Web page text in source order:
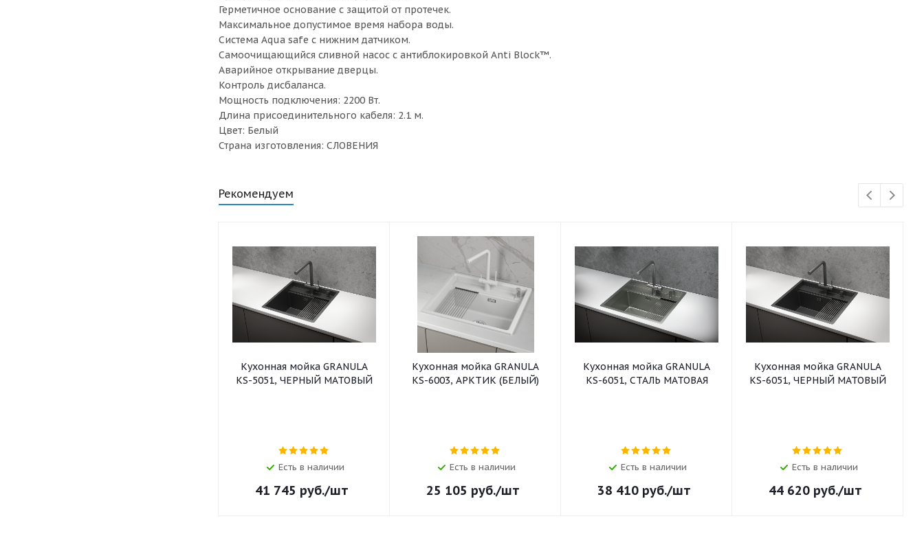
Герметичное основание с защитой от протечек.
Максимальное допустимое время набора воды.
Система Aqua safe с нижним датчиком.
Самоочищающийся сливной насос с антиблокировкой Anti Block™.
Аварийное открывание дверцы.
Контроль дисбаланса.
Мощность подключения: 2200 Вт.
Длина присоединительного кабеля: 2.1 м.
Цвет: Белый
Страна изготовления: СЛОВЕНИЯ
Рекомендуем
Кухонная мойка GRANULA
KS-5051, ЧЕРНЫЙ МАТОВЫЙ
Есть в наличии
41 745 руб./шт
Кухонная мойка GRANULA
KS-6003, АРКТИК (БЕЛЫЙ)
Есть в наличии
25 105 руб./шт
Кухонная мойка GRANULA
KS-6051, СТАЛЬ МАТОВАЯ
Есть в наличии
38 410 руб./шт
Кухонная мойка GRANULA
KS-6051, ЧЕРНЫЙ МАТОВЫЙ
Есть в наличии
44 620 руб./шт